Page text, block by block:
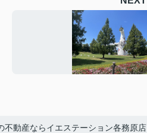
不動産ならイエステーション各務原店